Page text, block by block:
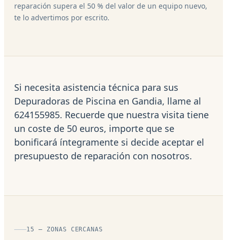
reparación supera el 50 % del valor de un equipo nuevo,
te lo advertimos por escrito.
Si necesita asistencia técnica para sus
Depuradoras de Piscina en Gandia, llame al
624155985. Recuerde que nuestra visita tiene
un coste de 50 euros, importe que se
bonificará íntegramente si decide aceptar el
presupuesto de reparación con nosotros.
15 — ZONAS CERCANAS